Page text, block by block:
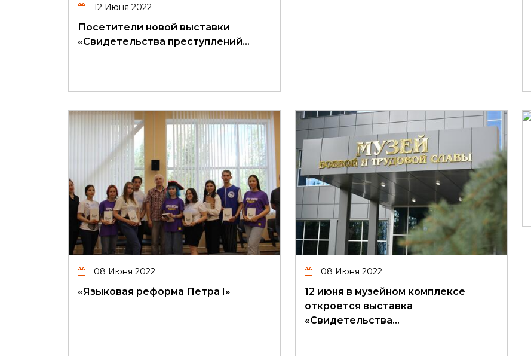
12 Июня 2022
Посетители новой выставки
«Свидетельства преступлений…
08 Июня 2022
«Языковая реформа Петра I»
08 Июня 2022
12 июня в музейном комплексе
откроется выставка
«Свидетельства…